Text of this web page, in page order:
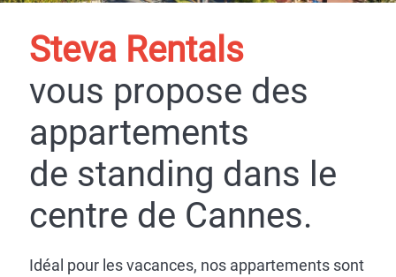
Steva Rentals
vous propose des
appartements
de standing dans le
centre de Cannes.
Idéal pour les vacances, nos appartements sont